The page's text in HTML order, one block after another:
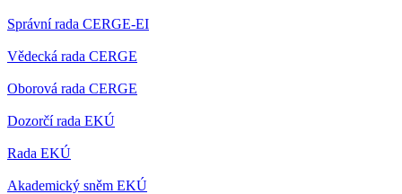
Správní rada CERGE-EI
Vědecká rada CERGE
Oborová rada CERGE
Dozorčí rada EKÚ
Rada EKÚ
Akademický sněm EKÚ